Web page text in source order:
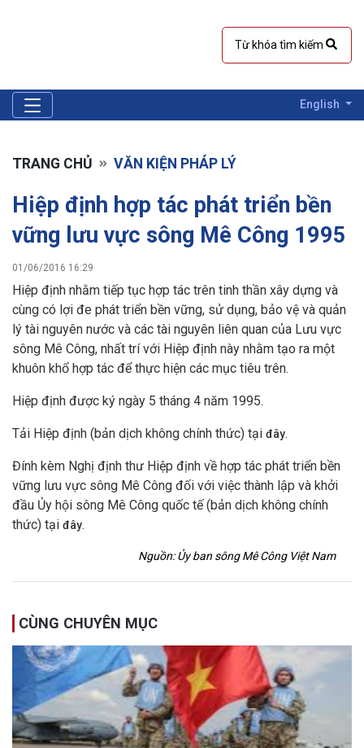
English
TRANG CHỦ VĂN KIỆN PHÁP LÝ
Hiệp định hợp tác phát triển bền
vững lưu vực sông Mê Công 1995
01/06/2016 16:29
Hiệp định nhằm tiếp tục hợp tác trên tinh thần xây dựng và
cùng có lợi đe phát triển bền vững, sử dụng, bảo vệ và quản
lý tài nguyên nước và các tài nguyên liên quan của Lưu vực
sông Mê Công, nhất trí với Hiệp định này nhằm tạo ra một
khuôn khổ hợp tác để thực hiện các mục tiêu trên.
Hiệp định được ký ngày 5 tháng 4 năm 1995.
Tải Hiệp định (bản dịch không chính thức) tại đây.
Đính kèm Nghị định thư Hiệp định về hợp tác phát triển bền
vững lưu vực sông Mê Công đối với việc thành lập và khởi
đầu Ủy hội sông Mê Công quốc tế (bản dịch không chính
thức) tại đây.
Nguồn: Ủy ban sông Mê Công Việt Nam
CÙNG CHUYÊN MỤC